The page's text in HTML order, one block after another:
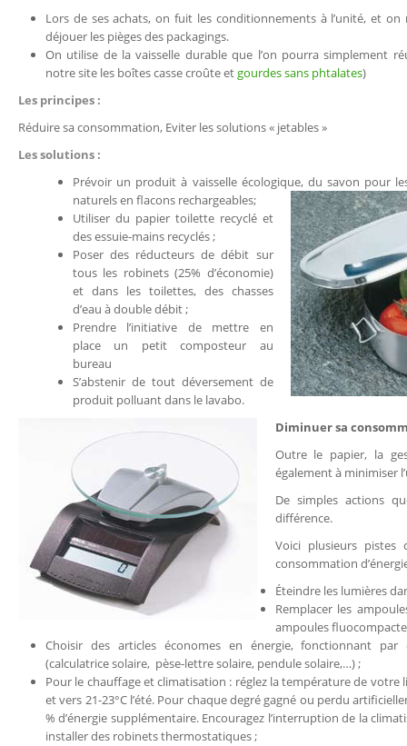
Lors de ses achats, on fuit les conditionnements à l’unité, et
déjouer les pièges des packagings.
On utilise de la vaisselle durable que l’on pourra simplement
notre site les boîtes casse croûte etgourdes sans phtalates)
Les principes :
Réduire sa consommation, Eviter les solutions « jetables »
Les solutions :
Prévoir un produit à vaisselle écologique, du savon pour
naturels en flacons rechargeables;
Utiliser du papier toilette recyclé et
des essuie-mains recyclés ;
Poser des réducteurs de débit sur
tous les robinets (25% d’économie)
et dans les toilettes, des chasses
d’eau à double débit ;
Prendre l’initiative de mettre en
place un petit composteur au
bureau
S’abstenir de tout déversement de
produit polluant dans le lavabo.
Diminuer sa
Outre le papier, la
également à minimiser
De simples actions
différence.
Voici plusieurs pistes
consommation
Éteindre les lumières
Remplacer les
ampoules
Choisir des articles économes en énergie, fonctionnant par
(calculatrice solaire, pèse-lettre solaire, pendule solaire,…) ;
Pour le chauffage et climatisation : réglez la température de votre
et vers 21-23°C l’été. Pour chaque degré gagné ou perdu
% d’énergie supplémentaire. Encouragez l’interruption de la
installer des robinets thermostatiques ;